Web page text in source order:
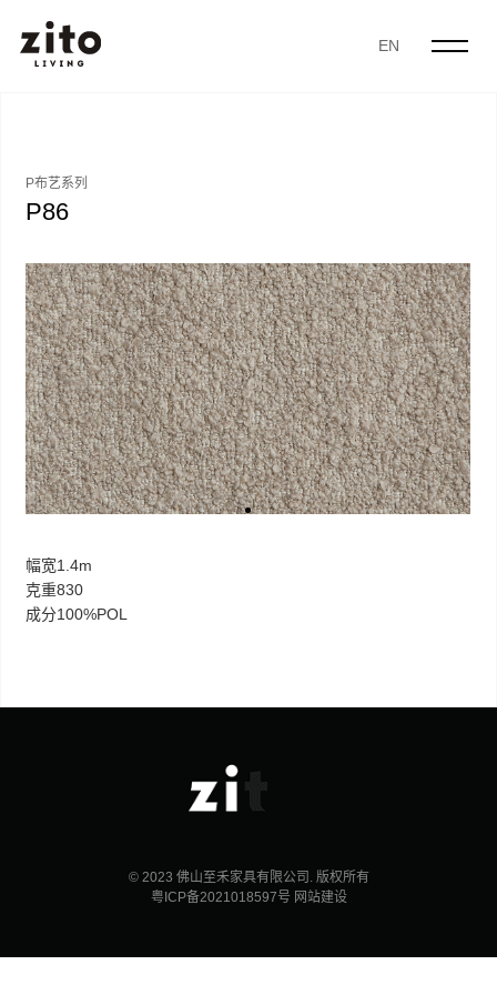
EN
P布艺系列
P86
幅宽1.4m
克重830
成分100%POL
© 2023 佛山至禾家具有限公司. 版权所有
粤ICP备2021018597号 网站建设